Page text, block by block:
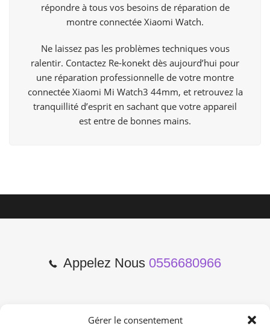
Gérer le consentement
répondre à tous vos besoins de réparation de
montre connectée Xiaomi Watch.
Ne laissez pas les problèmes techniques vous
ralentir. Contactez Re-konekt dès aujourd’hui pour
une réparation professionnelle de votre montre
connectée Xiaomi Mi Watch3 44mm, et retrouvez la
tranquillité d’esprit en sachant que votre appareil
est entre de bonnes mains.
Appelez Nous 0556680966
2 Cours de l'Yser 33800